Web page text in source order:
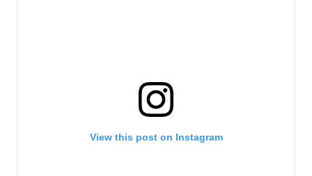
View this post on Instagram